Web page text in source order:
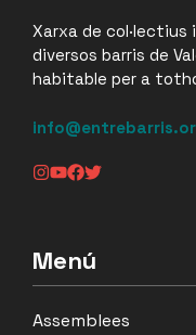
Xarxa de col·lectius
diversos barris de
habitable per a
Menú
Assemblees